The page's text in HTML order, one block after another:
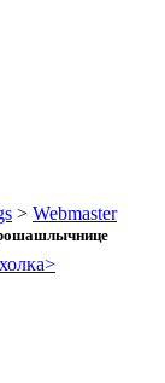
> Webmaster